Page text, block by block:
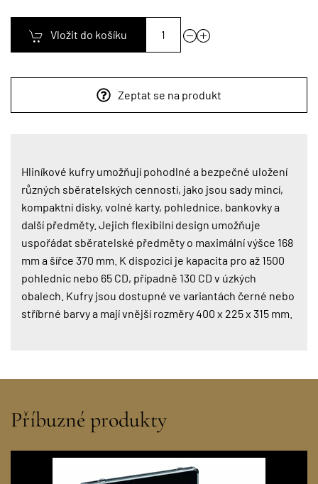
Vložit do košíku
Zeptat se na produkt
Hliníkové kufry umožňují pohodlné a bezpečné uložení
různých sběratelských cenností, jako jsou sady mincí,
kompaktní disky, volné karty, pohlednice, bankovky a
další předměty. Jejich flexibilní design umožňuje
uspořádat sběratelské předměty o maximální výšce 168
mm a šířce 370 mm. K dispozici je kapacita pro až 1500
pohlednic nebo 65 CD, případně 130 CD v úzkých
obalech. Kufry jsou dostupné ve variantách černé nebo
stříbrné barvy a mají vnější rozměry 400 x 225 x 315 mm.
Příbuzné produkty